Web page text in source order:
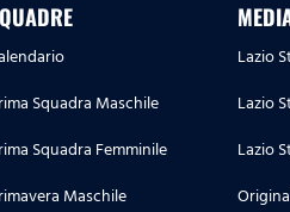
Squadra Maschile
Squadra Femminile
Maschile
Lazio
Lazio
Lazio